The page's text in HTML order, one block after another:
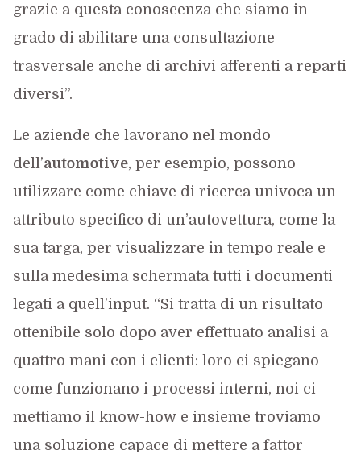
grazie a questa conoscenza che siamo in
grado di abilitare una consultazione
trasversale anche di archivi afferenti a reparti
diversi”.
Le aziende che lavorano nel mondo
dell’automotive, per esempio, possono
utilizzare come chiave di ricerca univoca un
attributo specifico di un’autovettura, come la
sua targa, per visualizzare in tempo reale e
sulla medesima schermata tutti i documenti
legati a quell’input. “Si tratta di un risultato
ottenibile solo dopo aver effettuato analisi a
quattro mani con i clienti: loro ci spiegano
come funzionano i processi interni, noi ci
mettiamo il know-how e insieme troviamo
una soluzione capace di mettere a fattor